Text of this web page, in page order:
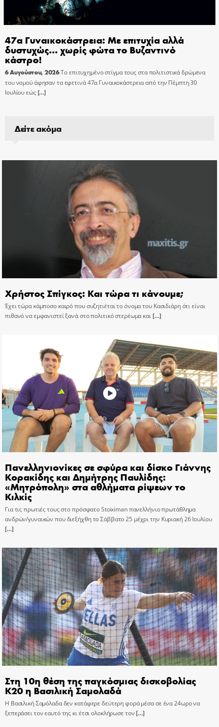
47α Γυναικοκάστρεια: Με επιτυχία αλλά
δυστυχώς… χωρίς φώτα το Βυζαντινό
κάστρο!
6 Αυγούστου, 2026Το επιτυχημένο στίγμα τους στα πολιτιστικά δρώμενα
του νομού άφησαν τα εφετινά 47α Γυναικοκάστρεια από την Πέμπτη 30
Ιουλίου εώς[…]
Δείτε ακόμα
Χρήστος Σπίγκος: Και τώρα τι κάνουμε;
Έχει τώρα κάμποσο καιρό που συζητιέται το όνομα του Κασιδιάρη ότι είναι
πιθανό να εμφανιστεί ξανά στο πολιτικό στερέωμα και[…]
Πανελληνιονίκες σε σφύρα και δίσκο Γιάννης
Κορακίδης και Δημήτρης Παυλίδης:
«Μητρόπολη» στα αθλήματα ρίψεων το
Κιλκίς
Για τις πρωτιές τους στο πρόσφατο Stoiximan πανελλήνιο πρωτάθλημα
ανδρών/γυναικών που διεξήχθη το Σάββατο 25 μέχρι την Κυριακή 26 Ιουλίου
[…]
Στη 10η θέση της παγκόσμιας δισκοβολίας
Κ20 η Βασιλική Σαμολαδά
Η Βασιλική Σαμόλαδα δεν κατάφερε δεύτερη φορά μέσα σε ένα 24ωρο να
ξεπεράσει τον εαυτό της κι έτσι ολοκλήρωσε τον[…]